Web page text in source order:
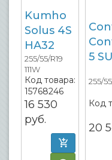
Kumho
Solus 4S
HA32
255/55/R19
111W
Код товара:
15768246
16 530
руб.
5
255/
Код
20